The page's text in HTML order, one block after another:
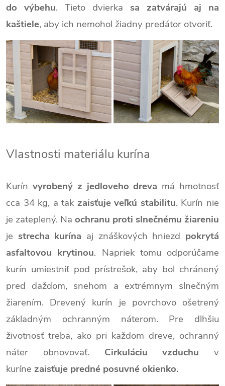
do výbehu. Tieto dvierka sa zatvárajú aj na
kaštiele, aby ich nemohol žiadny predátor otvoriť.
Vlastnosti materiálu kurína
Kurín vyrobený z jedloveho dreva má hmotnosť
cca 34 kg, a tak zaisťuje veľkú stabilitu. Kurín nie
je zateplený. Na ochranu proti slnečnému žiareniu
je strecha kurína aj znáškových hniezd pokrytá
asfaltovou krytinou. Napriek tomu odporúčame
kurín umiestniť pod prístrešok, aby bol chránený
pred dažďom, snehom a extrémnym slnečným
žiarením. Drevený kurín je povrchovo ošetrený
základným ochranným náterom. Pre dlhšiu
životnosť treba, ako pri každom dreve, ochranný
náter obnovovať. Cirkuláciu vzduchu v
kuríne zaisťuje predné posuvné okienko.